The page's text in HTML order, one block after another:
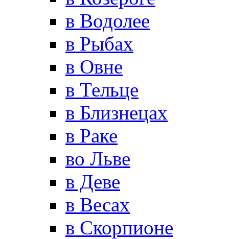
в Водолее
в Рыбах
в Овне
в Тельце
в Близнецах
в Раке
во Льве
в Деве
в Весах
в Скорпионе